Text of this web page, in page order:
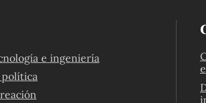
e ingeniería
política